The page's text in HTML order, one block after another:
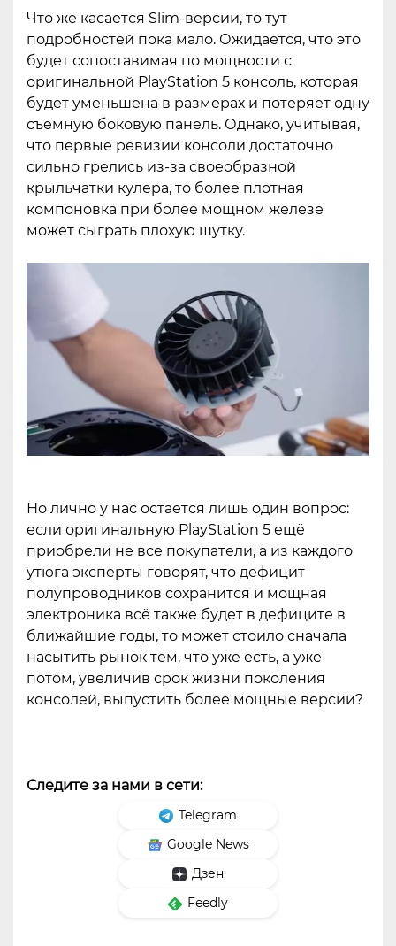
Что же касается Slim-версии, то тут
подробностей пока мало. Ожидается, что это
будет сопоставимая по мощности с
оригинальной PlayStation 5 консоль, которая
будет уменьшена в размерах и потеряет одну
съемную боковую панель. Однако, учитывая,
что первые ревизии консоли достаточно
сильно грелись из-за своеобразной
крыльчатки кулера, то более плотная
компоновка при более мощном железе
может сыграть плохую шутку.
Но лично у нас остается лишь один вопрос:
если оригинальную PlayStation 5 ещё
приобрели не все покупатели, а из каждого
утюга эксперты говорят, что дефицит
полупроводников сохранится и мощная
электроника всё также будет в дефиците в
ближайшие годы, то может стоило сначала
насытить рынок тем, что уже есть, а уже
потом, увеличив срок жизни поколения
консолей, выпустить более мощные версии?
Следите за нами в сети:
Telegram
Google News
Дзен
Feedly